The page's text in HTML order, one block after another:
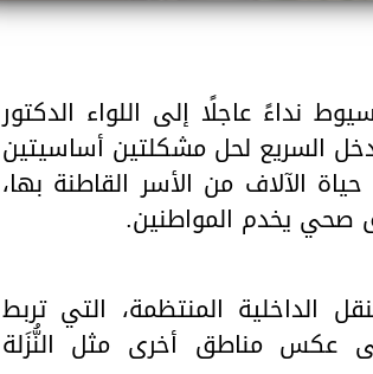
نداءً عاجلًا إلى اللواء الدكتور
السريع لحل مشكلتين أساسيتين
الآلاف من الأسر القاطنة بها،
صحي يخدم المواطنين.
الداخلية المنتظمة، التي تربط
عكس مناطق أخرى مثل النُّزَلة